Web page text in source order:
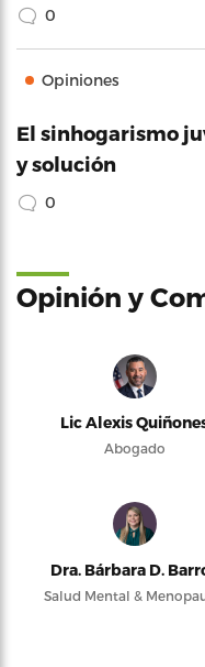
0
Opiniones
El sinhogarismo
y solución
0
Opinión y
Lic Alexis
Abogado
Dra. Bárbara D.
Salud Mental &